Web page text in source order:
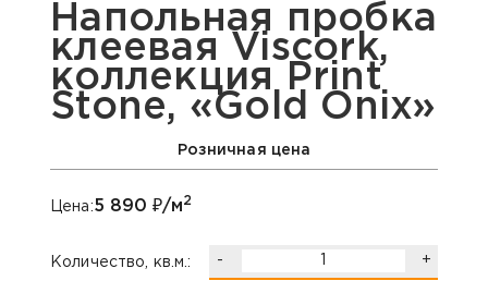
Напольная пробка
клеевая Viscork,
коллекция Print
Stone, «Gold Onix»
Розничная цена
Цена:5 890 ₽/м2
Количество, кв.м.: - +